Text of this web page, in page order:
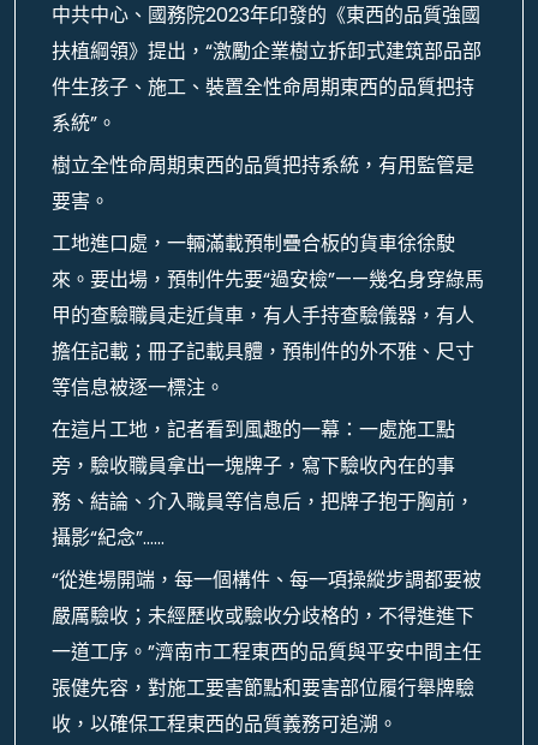
中共中心、國務院2023年印發的《東西的品質強國
扶植綱領》提出，“激勵企業樹立拆卸式建筑部品部
件生孩子、施工、裝置全性命周期東西的品質把持
系統”。
樹立全性命周期東西的品質把持系統，有用監管是
要害。
工地進口處，一輛滿載預制疊合板的貨車徐徐駛
來。要出場，預制件先要“過安檢”——幾名身穿綠馬
甲的查驗職員走近貨車，有人手持查驗儀器，有人
擔任記載；冊子記載具體，預制件的外不雅、尺寸
等信息被逐一標注。
在這片工地，記者看到風趣的一幕：一處施工點
旁，驗收職員拿出一塊牌子，寫下驗收內在的事
務、結論、介入職員等信息后，把牌子抱于胸前，
攝影“紀念”……
“從進場開端，每一個構件、每一項操縱步調都要被
嚴厲驗收；未經歷收或驗收分歧格的，不得進進下
一道工序。”濟南市工程東西的品質與平安中間主任
張健先容，對施工要害節點和要害部位履行舉牌驗
收，以確保工程東西的品質義務可追溯。